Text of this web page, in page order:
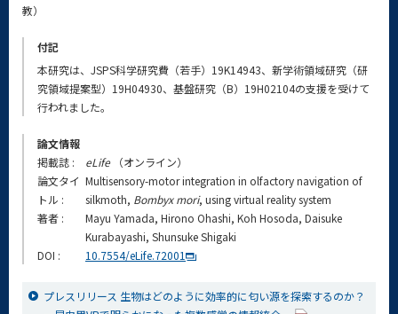
教）
付記
本研究は、JSPS科学研究費（若手）19K14943、新学術領域研究（研
究領域提案型）19H04930、基盤研究（B）19H02104の支援を受けて
行われました。
論文情報
掲載誌 :
eLife（オンライン）
論文タイ
トル :
Multisensory-motor integration in olfactory navigation of
silkmoth, Bombyx mori, using virtual reality system
著者 :
Mayu Yamada, Hirono Ohashi, Koh Hosoda, Daisuke
Kurabayashi, Shunsuke Shigaki
DOI :
10.7554/eLife.72001
プレスリリース 生物はどのように効率的に匂い源を探索するのか？